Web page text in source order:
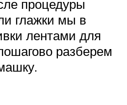
процедуры
глажки мы в
лентами для
разберем